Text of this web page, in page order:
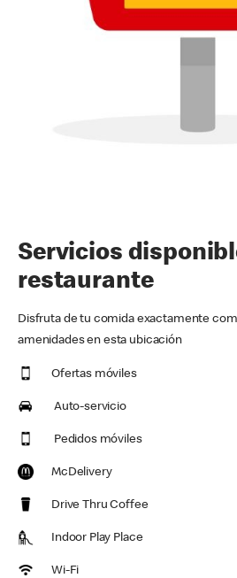
Servicios
restaurante
Disfruta de tu comida exactamente
amenidades en esta ubicación
Ofertas móviles
Auto-servicio
Pedidos móviles
McDelivery
Drive Thru Coffee
Indoor Play Place
Wi-Fi